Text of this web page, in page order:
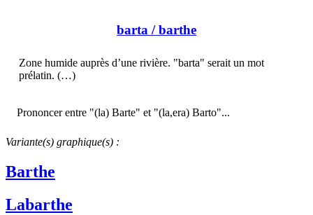
barta / barthe
Zone humide auprès d’une rivière. "barta" serait un mot
prélatin. (…)
Prononcer entre "(la) Barte" et "(la,era) Barto"...
Variante(s) graphique(s) :
Barthe
Labarthe